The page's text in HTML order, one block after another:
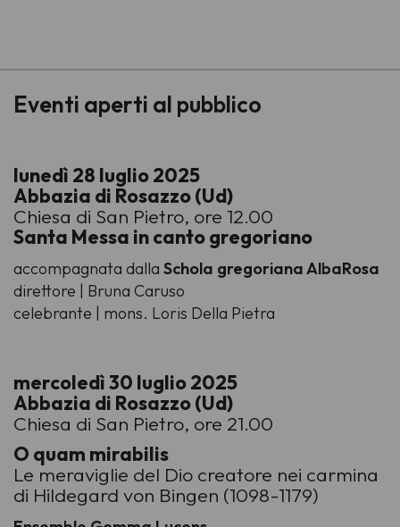
Eventi aperti al pubblico
lunedì 28 luglio 2025
Abbazia di Rosazzo (Ud)
Chiesa di San Pietro, ore 12.00
Santa Messa in canto gregoriano
accompagnata dalla Schola gregoriana AlbaRosa
direttore | Bruna Caruso
celebrante | mons. Loris Della Pietra
mercoledì 30 luglio 2025
Abbazia di Rosazzo (Ud)
Chiesa di San Pietro, ore 21.00
O quam mirabilis
Le meraviglie del Dio creatore nei carmina
di Hildegard von Bingen (1098-1179)